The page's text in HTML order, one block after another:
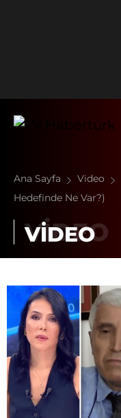
Ana Sayfa Video
Hedefinde Ne Var?)
VİDEO